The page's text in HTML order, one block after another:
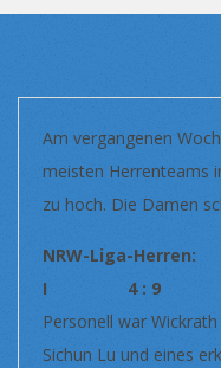
Am vergangenen
meisten Herrenteams
zu hoch. Die Damen
NRW-Liga-
I 4 : 9
Personell war
Sichun Lu und eines